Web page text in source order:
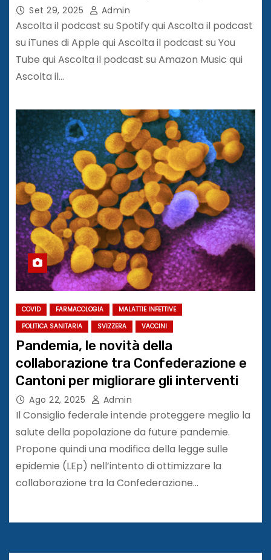
Set 29, 2025 Admin
Ascolta il podcast su Spotify qui Ascolta il podcast
su iTunes di Apple qui Ascolta il podcast su You
Tube qui Ascolta il podcast su Amazon Music qui
Ascolta il…
COVID FARMACOLOGIA
MALATTIE INFETTIVE
POLITICA SANITARIA
SVIZZERA VACCINI
Pandemia, le novità della
collaborazione tra Confederazione e
Cantoni per migliorare gli interventi
Ago 22, 2025 Admin
Il Consiglio federale intende proteggere meglio la
salute della popolazione da future pandemie.
Propone quindi una modifica della legge sulle
epidemie (LEp) nell’intento di ottimizzare la
collaborazione tra la Confederazione…